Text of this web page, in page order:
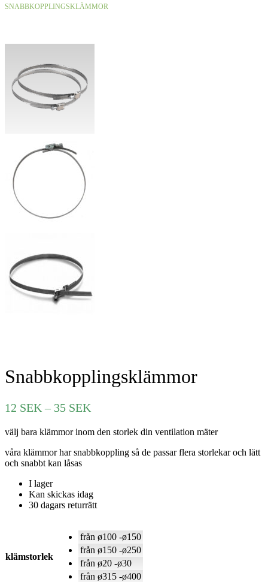
SNABBKOPPLINGSKLÄMMOR
Snabbkopplingsklämmor
12 SEK – 35 SEK
till
35 SEK
välj bara klämmor inom den storlek din ventilation mäter
våra klämmor har snabbkoppling så de passar flera storlekar och lätt
och snabbt kan låsas
I lager
Kan skickas idag
30 dagars returrätt
klämstorlek
från ø100 -ø150
från ø150 -ø250
från ø20 -ø30
från ø315 -ø400